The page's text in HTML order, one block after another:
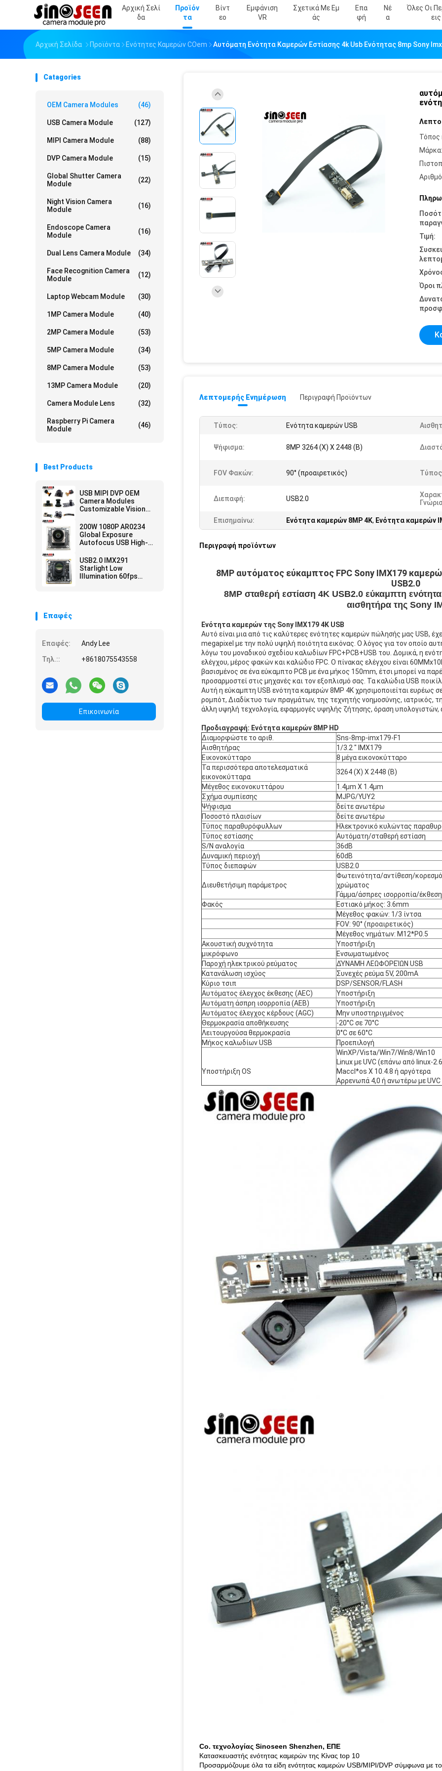
Αρχική Σελί
Δα
Προϊόν
Τα
Βίντ
Εο
Εμφάνιση
VR
Σχετικά Με Εμ
Άς
Επα
Φή
Νέ
Α
Όλες Οι
Εις
Αρχική Σελίδα Προϊόντα Ενότητες Καμερών COem Αυτόματη Ενότητα Καμερών Εστίασης 4k Usb Ενότητας 8mp Sony
Catagories
OEM Camera Modules (46)
USB Camera Module (127)
MIPI Camera Module (88)
DVP Camera Module (15)
Global Shutter Camera
Module
(22)
Night Vision Camera
Module
(16)
Endoscope Camera
Module
(16)
Dual Lens Camera Module (34)
Face Recognition Camera
Module
(12)
Laptop Webcam Module (30)
1MP Camera Module (40)
2MP Camera Module (53)
5MP Camera Module (34)
8MP Camera Module (53)
13MP Camera Module (20)
Camera Module Lens (32)
Raspberry Pi Camera
Module
(46)
Best Products
USB MIPI DVP OEM
Camera Modules
Customizable Vision
200W 1080P AR0234
Global Exposure
Autofocus USB High-
Camera Module
USB2.0 IMX291
Starlight Low
Illumination 60fps
Επαφές
Επαφές:
Andy Lee
Τηλ.::
+8618075543558
Επικοινωνία
Τόπος
Μάρκα:
Τιμή:
Όροι
Λεπτομερής Ενημέρωση Περιγραφή Προϊόντων
Τύπος: Ενότητα καμερών USB
Ψήφισμα: 8MP 3264 (Χ) Χ 2448 (Β)
FOV Φακών: 90° (προαιρετικός) Τύπος
Διεπαφή: USB2.0
Επισημαίνω: Ενότητα καμερών 8MP 4K, Ενότητα καμερών
Περιγραφή προϊόντων
8MP αυτόματος εύκαμπτος FPC Sony IMX179
USB2.0
8MP σταθερή εστίαση 4K USB2.0 εύκαμπτη
αισθητήρα της Sony
Ενότητα καμερών της Sony IMX179 4K USB
Αυτό είναι μια από τις καλύτερες ενότητες καμερών πώλησής μας USB,
megapixel με την πολύ υψηλή ποιότητα εικόνας. Ο λόγος για τον οποίο
λόγω του μοναδικού σχεδίου καλωδίων FPC+PCB+USB του. Δομικά, η
ελέγχου, μέρος φακών και καλώδιο FPC. Ο πίνακας ελέγχου είναι
βασισμένος σε ένα εύκαμπτο PCB με ένα μήκος 150mm, έτσι μπορεί να
προσαρμοστεί στις μηχανές και τον εξοπλισμό σας. Τα καλώδια USB
Αυτή η εύκαμπτη USB ενότητα καμερών 8MP 4K χρησιμοποιείται ευρέως
ρομπότ, Διαδίκτυο των πραγμάτων, της τεχνητής νοημοσύνης, ιατρικός,
άλλη υψηλή τεχνολογία, εφαρμογές υψηλής ζήτησης, όραση υπολογιστών,
Προδιαγραφή: Ενότητα καμερών 8MP HD
Διαμορφώστε το αριθ.
Sns-8mp-imx179-F1
Αισθητήρας
1/3.2 " IMX179
Εικονοκύτταρο
8 μέγα εικονοκύτταρο
Τα περισσότερα αποτελεσματικά
εικονοκύτταρα
3264 (Χ) Χ 2448 (Β)
Μέγεθος εικονοκυττάρου
1.4µm X 1.4µm
Σχήμα συμπίεσης
MJPG/YUY2
Ψήφισμα
δείτε ανωτέρω
Ποσοστό πλαισίων
δείτε ανωτέρω
Τύπος παραθυρόφυλλων
Ηλεκτρονικό κυλώντας
Τύπος εστίασης
Αυτόματη/σταθερή εστίαση
S/N αναλογία
36dB
Δυναμική περιοχή
60dB
Τύπος διεπαφών
USB2.0
Διευθετήσιμη παράμετρος
Φωτεινότητα/αντίθεση/
χρώματος
Γάμμα/άσπρες ισορροπία/έκθεση
Φακός
Εστιακό μήκος: 3.6mm
Μέγεθος φακών: 1/3 ίντσα
FOV: 90° (προαιρετικός)
Μέγεθος νημάτων: M12*P0.5
Ακουστική συχνότητα
Υποστήριξη
μικρόφωνο
Ενσωματωμένος
Παροχή ηλεκτρικού ρεύματος
ΔΎΝΑΜΗ ΛΕΩΦΟΡΕΊΩΝ USB
Κατανάλωση ισχύος
Συνεχές ρεύμα 5V, 200mA
Κύριο τσιπ
DSP/SENSOR/FLASH
Αυτόματος έλεγχος έκθεσης (AEC)
Υποστήριξη
Αυτόματη άσπρη ισορροπία (AEB)
Υποστήριξη
Αυτόματος έλεγχος κέρδους (AGC)
Μην υποστηριγμένος
Θερμοκρασία αποθήκευσης
-20°C σε 70°C
Λειτουργούσα θερμοκρασία
0°C σε 60°C
Μήκος καλωδίων USB
Προεπιλογή
Υποστήριξη OS
WinXP/Vista/Win7/Win8/Win10
Linux με UVC (επάνω από linux-
Maccl*os Χ 10.4.8 ή αργότερα
Αρρενωπά 4,0 ή ανωτέρω με UVC
Co. τεχνολογίας Sinoseen Shenzhen, ΕΠΕ
Κατασκευαστής ενότητας καμερών της Κίνας top 10
Προσαρμόζουμε όλα τα είδη ενότητας καμερών USB/MIPI/DVP σύμφωνα με